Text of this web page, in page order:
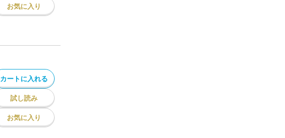
お気に入り
カートに入れる
試し読み
お気に入り